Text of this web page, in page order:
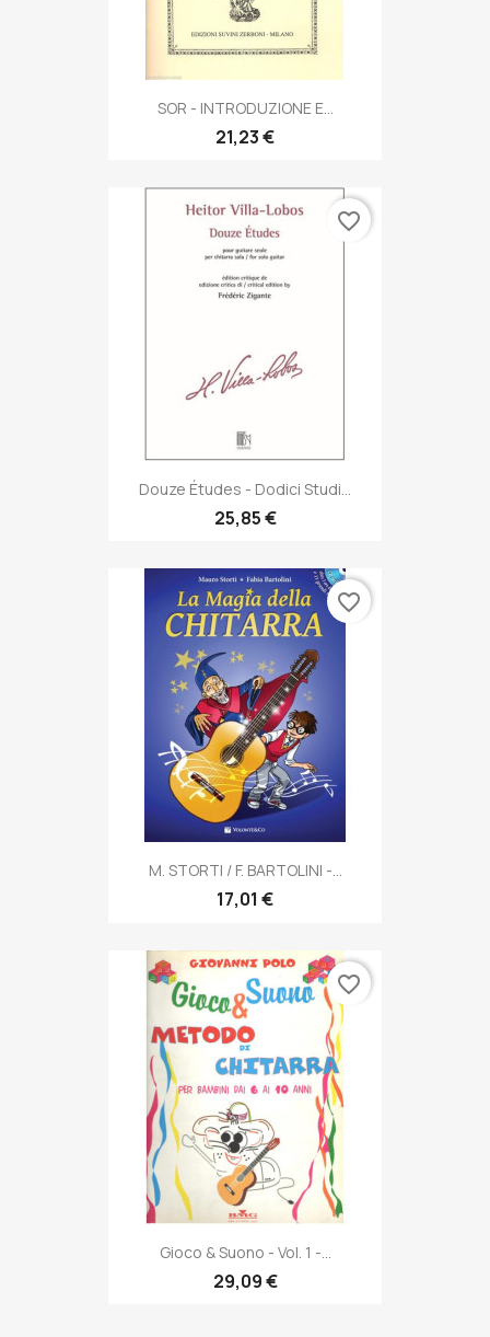
SOR - INTRODUZIONE E...
21,23 €
Douze Études - Dodici Studi...
25,85 €
favorite_border
M. STORTI / F. BARTOLINI -...
17,01 €
favorite_border
Gioco & Suono - Vol. 1 -...
29,09 €
favorite_border